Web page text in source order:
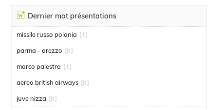
Dernier mot présentations
missile russo polonia [it]
parma - arezzo [it]
marco palestra [it]
aereo british airways [it]
juve nizza [it]